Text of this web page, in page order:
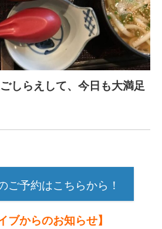
しらえして、今日も大満足
ご予約はこちらから！
ブからのお知らせ】